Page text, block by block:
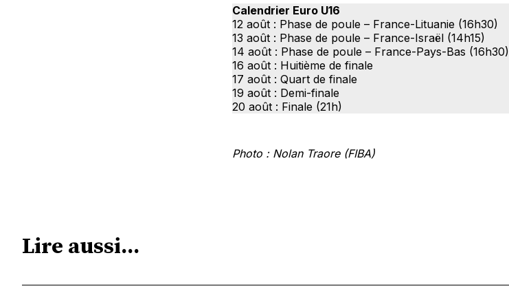
Calendrier Euro U16
12 août : Phase de poule – France-Lituanie (16h30)
13 août : Phase de poule – France-Israël (14h15)
14 août : Phase de poule – France-Pays-Bas (16h30)
16 août : Huitième de finale
17 août : Quart de finale
19 août : Demi-finale
20 août : Finale (21h)
Photo : Nolan Traore (FIBA)
Lire aussi...